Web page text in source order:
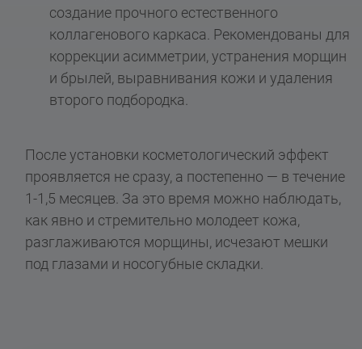
создание прочного естественного
коллагенового каркаса. Рекомендованы для
коррекции асимметрии, устранения морщин
и брылей, выравнивания кожи и удаления
второго подбородка.
После установки косметологический эффект
проявляется не сразу, а постепенно — в течение
1-1,5 месяцев. За это время можно наблюдать,
как явно и стремительно молодеет кожа,
разглаживаются морщины, исчезают мешки
под глазами и носогубные складки.